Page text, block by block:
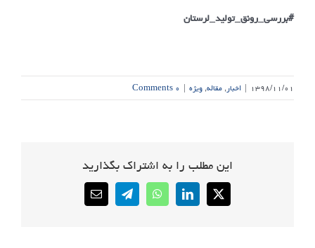
#بررسی_رونق_تولید_لرستان
۱۳۹۸/۱۱/۰۱ | اخبار,مقاله,ویژه | ۰ Comments
این مطلب را به اشتراک بگذارید
X
LinkedIn
WhatsApp
Telegram
Email